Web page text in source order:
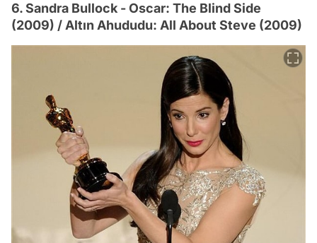
6. Sandra Bullock - Oscar: The Blind Side
(2009) / Altın Ahududu: All About Steve (2009)